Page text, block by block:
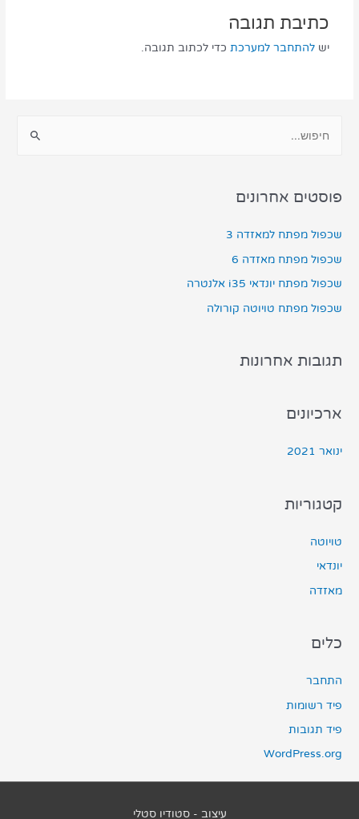
כתיבת תגובה
יש להתחבר למערכתכדי לכתוב תגובה.
פוסטים אחרונים
שכפול מפתח למאזדה 3
שכפול מפתח מאזדה 6
שכפול מפתח יונדאי i35 אלנטרה
שכפול מפתח טויוטה קורולה
תגובות אחרונות
ארכיונים
ינואר 2021
קטגוריות
טויוטה
יונדאי
מאזדה
כלים
התחבר
פיד רשומות
פיד תגובות
WordPress.org
עיצוב - סטודיו סטלי